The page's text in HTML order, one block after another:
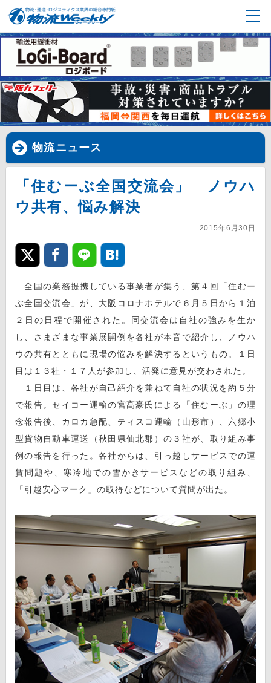
物流ニュース
「住むーぶ全国交流会」 ノウハ
ウ共有、悩み解決
2015年6月30日
全国の業務提携している事業者が集う、第４回「住むー
ぶ全国交流会」が、大阪コロナホテルで６月５日から１泊
２日の日程で開催された。同交流会は自社の強みを生か
し、さまざまな事業展開例を各社が本音で紹介し、ノウハ
ウの共有とともに現場の悩みを解決するというもの。１日
目は１３社・１７人が参加し、活発に意見が交わされた。
１日目は、各社が自己紹介を兼ねて自社の状況を約５分
で報告。セイコー運輸の宮髙豪氏による「住むーぶ」の理
念報告後、カロカ急配、ティスコ運輸（山形市）、六郷小
型貨物自動車運送（秋田県仙北郡）の３社が、取り組み事
例の報告を行った。各社からは、引っ越しサービスでの運
賃問題や、寒冷地での雪かきサービスなどの取り組み、
「引越安心マーク」の取得などについて質問が出た。